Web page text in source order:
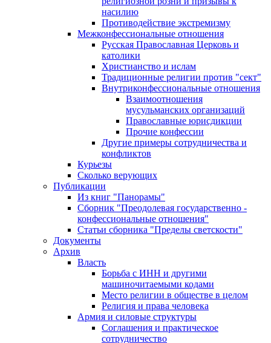
насилию
Противодействие экстремизму
Межконфессиональные отношения
Русская Православная Церковь и
католики
Христианство и ислам
Традиционные религии против "сект"
Внутриконфессиональные отношения
Взаимоотношения
мусульманских организаций
Православные юрисдикции
Прочие конфессии
Другие примеры сотрудничества и
конфликтов
Курьезы
Сколько верующих
Публикации
Из книг "Панорамы"
Сборник "Преодолевая государственно -
конфессиональные отношения"
Статьи сборника "Пределы светскости"
Документы
Архив
Власть
Борьба с ИНН и другими
машиночитаемыми кодами
Место религии в обществе в целом
Религия и права человека
Армия и силовые структуры
Соглашения и практическое
сотрудничество